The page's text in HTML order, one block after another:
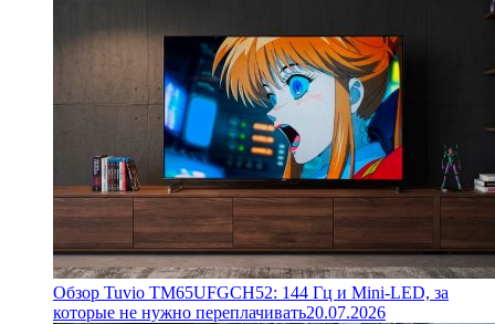
Обзор Tuvio TM65UFGCH52: 144 Гц и Mini-LED, за
которые не нужно переплачивать20.07.2026